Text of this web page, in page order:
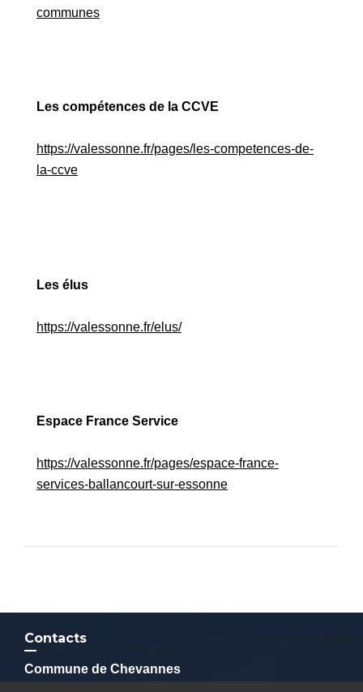
communes
Les compétences de la CCVE
https://valessonne.fr/pages/les-competences-de-
la-ccve
Les élus
https://valessonne.fr/elus/
Espace France Service
https://valessonne.fr/pages/espace-france-
services-ballancourt-sur-essonne
Contacts
Commune de Chevannes